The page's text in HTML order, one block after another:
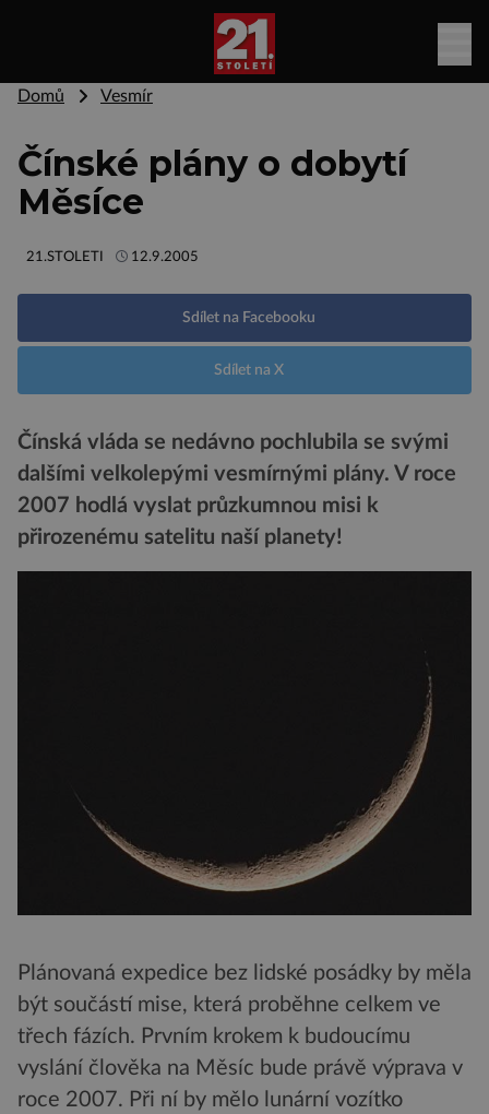
Domů Vesmír
Čínské plány o dobytí
Měsíce
21.STOLETI 12.9.2005
Sdílet na Facebooku
Sdílet na X
Čínská vláda se nedávno pochlubila se svými
dalšími velkolepými vesmírnými plány. V roce
2007 hodlá vyslat průzkumnou misi k
přirozenému satelitu naší planety!
Plánovaná expedice bez lidské posádky by měla
být součástí mise, která proběhne celkem ve
třech fázích. Prvním krokem k budoucímu
vyslání člověka na Měsíc bude právě výprava v
roce 2007. Při ní by mělo lunární vozítko